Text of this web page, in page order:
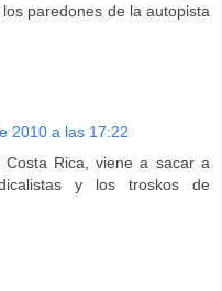
paredones de la autopista
2010 a las 17:22
Rica, viene a sacar a
y los troskos de